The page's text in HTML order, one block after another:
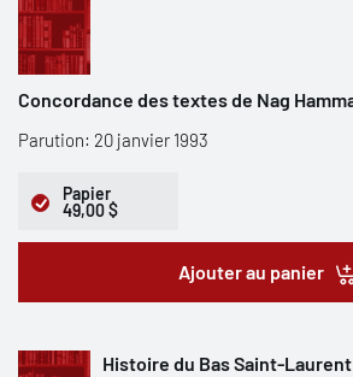
Concordance des textes de Nag
Parution: 20 janvier 1993
Papier
49,00 $
Ajouter au panier
Histoire du Bas Saint-Laurent